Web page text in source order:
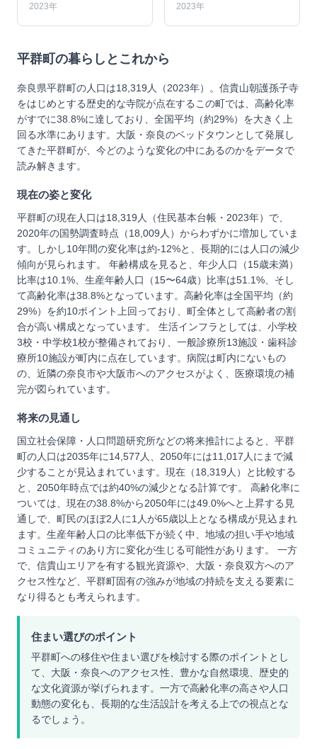
2023年 2023年
平群町 の暮らしとこれから
奈良県平群町の人口は18,319人（2023年）。信貴山朝護孫子寺
をはじめとする歴史的な寺院が点在するこの町では、高齢化率
がすでに38.8%に達しており、全国平均（約29%）を大きく上
回る水準にあります。大阪・奈良のベッドタウンとして発展し
てきた平群町が、今どのような変化の中にあるのかをデータで
読み解きます。
現在の姿と変化
平群町の現在人口は18,319人（住民基本台帳・2023年）で、
2020年の国勢調査時点（18,009人）からわずかに増加していま
す。しかし10年間の変化率は約-12%と、長期的には人口の減少
傾向が見られます。 年齢構成を見ると、年少人口（15歳未満）
比率は10.1%、生産年齢人口（15〜64歳）比率は51.1%、そし
て高齢化率は38.8%となっています。高齢化率は全国平均（約
29%）を約10ポイント上回っており、町全体として高齢者の割
合が高い構成となっています。 生活インフラとしては、小学校
3校・中学校1校が整備されており、一般診療所13施設・歯科診
療所10施設が町内に点在しています。病院は町内にないもの
の、近隣の奈良市や大阪市へのアクセスがよく、医療環境の補
完が図られています。
将来の見通し
国立社会保障・人口問題研究所などの将来推計によると、平群
町の人口は2035年に14,577人、2050年には11,017人にまで減
少することが見込まれています。現在（18,319人）と比較する
と、2050年時点では約40%の減少となる計算です。 高齢化率に
ついては、現在の38.8%から2050年には49.0%へと上昇する見
通しで、町民のほぼ2人に1人が65歳以上となる構成が見込まれ
ます。生産年齢人口の比率低下が続く中、地域の担い手や地域
コミュニティのあり方に変化が生じる可能性があります。 一方
で、信貴山エリアを有する観光資源や、大阪・奈良双方へのア
クセス性など、平群町固有の強みが地域の持続を支える要素に
なり得るとも考えられます。
住まい選びのポイント
平群町への移住や住まい選びを検討する際のポイントとし
て、大阪・奈良へのアクセス性、豊かな自然環境、歴史的
な文化資源が挙げられます。一方で高齢化率の高さや人口
動態の変化も、長期的な生活設計を考える上での視点とな
るでしょう。